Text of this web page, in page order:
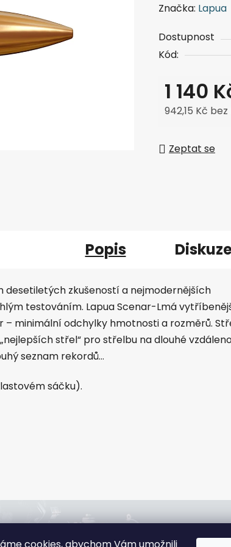
Značka: Lapua
Dostupnost
Kód:
1 140
942,15 Kč bez
Zeptat se
Popis
desetiletých zkušeností a nejmodernějších
testováním. Lapua Scenar-Lmá
minimální odchylky hmotnosti a rozměrů.
střel“ pro střelbu na dlouhé
seznam rekordů…
sáčku).